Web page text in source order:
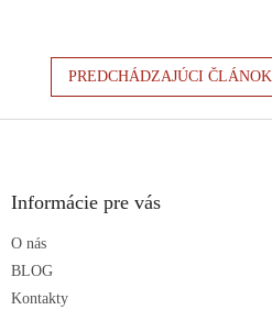
PREDCHÁDZAJÚCI ČLÁNOK
Informácie pre vás
O nás
BLOG
Kontakty